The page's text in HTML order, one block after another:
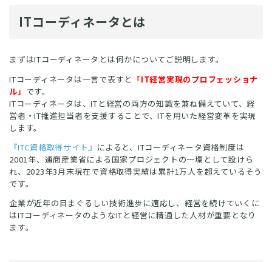
ITコーディネータとは
まずはITコーディネータとは何かについてご説明します。
ITコーディネータは一言で表すと 「IT経営実現のプロフェッショナ
ル」 です。
ITコーディネータは、ITと経営の両方の知識を兼ね備えていて、経
営者・IT推進担当者を支援することで、ITを用いた経営変革を実現
します。
『ITC資格取得サイト』 によると、ITコーディネータ資格制度は
2001年、通商産業省による国家プロジェクトの一環として設けら
れ、2023年3月末現在で資格取得実績は累計1万人を超えているそう
です。
企業が近年の目まぐるしい技術進歩に適応し、経営を続けていくに
はITコーディネータのようなITと経営に精通した人材が重要となり
ます。